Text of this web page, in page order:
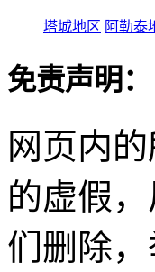
塔城地区 阿勒泰
免责声明：
网页内
的虚假
们删除